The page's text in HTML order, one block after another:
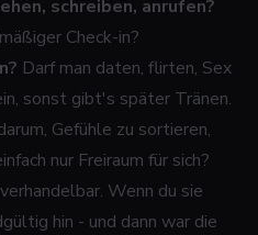
schreiben, anrufen?
Check-in?
Darf man daten, flirten, Sex
sonst gibt's später Tränen.
Gefühle zu sortieren,
nur Freiraum für sich?
Wenn du sie
hin - und dann war die